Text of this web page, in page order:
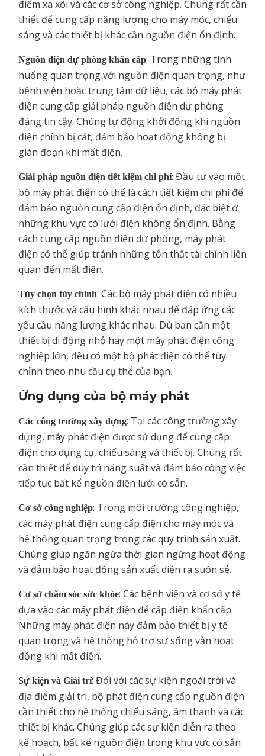
điểm xa xôi và các cơ sở công nghiệp. Chúng rất cần
thiết để cung cấp năng lượng cho máy móc, chiếu
sáng và các thiết bị khác cần nguồn điện ổn định.
Nguồn điện dự phòng khẩn cấp: Trong những tình
huống quan trọng với nguồn điện quan trọng, như
bệnh viện hoặc trung tâm dữ liệu, các bộ máy phát
điện cung cấp giải pháp nguồn điện dự phòng
đáng tin cậy. Chúng tự động khởi động khi nguồn
điện chính bị cắt, đảm bảo hoạt động không bị
gián đoạn khi mất điện.
Giải pháp nguồn điện tiết kiệm chi phí: Đầu tư vào một
bộ máy phát điện có thể là cách tiết kiệm chi phí để
đảm bảo nguồn cung cấp điện ổn định, đặc biệt ở
những khu vực có lưới điện không ổn định. Bằng
cách cung cấp nguồn điện dự phòng, máy phát
điện có thể giúp tránh những tổn thất tài chính liên
quan đến mất điện.
Tùy chọn tùy chỉnh: Các bộ máy phát điện có nhiều
kích thước và cấu hình khác nhau để đáp ứng các
yêu cầu năng lượng khác nhau. Dù bạn cần một
thiết bị di động nhỏ hay một máy phát điện công
nghiệp lớn, đều có một bộ phát điện có thể tùy
chỉnh theo nhu cầu cụ thể của bạn.
Ứng dụng của bộ máy phát
Các công trường xây dựng: Tại các công trường xây
dựng, máy phát điện được sử dụng để cung cấp
điện cho dụng cụ, chiếu sáng và thiết bị. Chúng rất
cần thiết để duy trì năng suất và đảm bảo công việc
tiếp tục bất kể nguồn điện lưới có sẵn.
Cơ sở công nghiệp: Trong môi trường công nghiệp,
các máy phát điện cung cấp điện cho máy móc và
hệ thống quan trọng trong các quy trình sản xuất.
Chúng giúp ngăn ngừa thời gian ngừng hoạt động
và đảm bảo hoạt động sản xuất diễn ra suôn sẻ.
Cơ sở chăm sóc sức khỏe: Các bệnh viện và cơ sở y tế
dựa vào các máy phát điện để cấp điện khẩn cấp.
Những máy phát điện này đảm bảo thiết bị y tế
quan trọng và hệ thống hỗ trợ sự sống vẫn hoạt
động khi mất điện.
Sự kiện và Giải trí: Đối với các sự kiện ngoài trời và
địa điểm giải trí, bộ phát điện cung cấp nguồn điện
cần thiết cho hệ thống chiếu sáng, âm thanh và các
thiết bị khác. Chúng giúp các sự kiện diễn ra theo
kế hoạch, bất kể nguồn điện trong khu vực có sẵn